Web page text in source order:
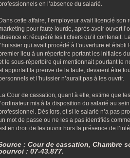
en l’absence du salarié.
Dans cette affaire, l’employeur avait licencié son
pour faute lourde, après avoir ouvert
et récupéré les fichiers qu’il contenait.
l’huissier qui avait procédé à l’ouverture et
lieu à un répertoire portant les initiales
le sous-répertoire qui mentionnait pourtant le
apportait la preuve de la faute, devaient être
et l’huissier n’aurait pas à les ouvrir.
La Cour de cassation, quant à elle, estime que
l’ordinateur mis à la disposition du salarié au
Dès lors, et si le salarié n’a pas
mot de passe ou ne les a pas identifiés
en droit de les ouvrir hors la présence de
: Cour de cassation, Chambre
: 07-43.877.